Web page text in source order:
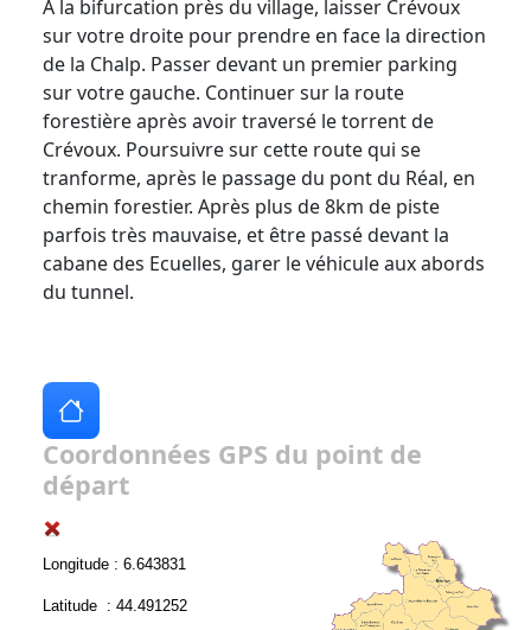
A la bifurcation près du village, laisser Crévoux
sur votre droite pour prendre en face la direction
de la Chalp. Passer devant un premier parking
sur votre gauche. Continuer sur la route
forestière après avoir traversé le torrent de
Crévoux. Poursuivre sur cette route qui se
tranforme, après le passage du pont du Réal, en
chemin forestier. Après plus de 8km de piste
parfois très mauvaise, et être passé devant la
cabane des Ecuelles, garer le véhicule aux abords
du tunnel.
Coordonnées GPS du point de
départ
Longitude : 6.643831
Latitude : 44.491252